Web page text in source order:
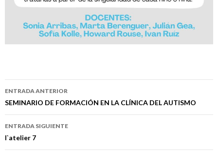
Navegación
de
entradas
ENTRADA ANTERIOR
SEMINARIO DE FORMACIÓN EN LA CLÍNICA DEL AUTISMO
ENTRADA SIGUIENTE
l`atelier 7